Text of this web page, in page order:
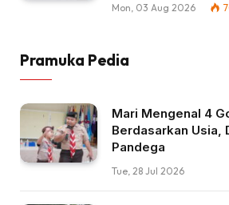
Mon, 03 Aug 2026
Pramuka Pedia
Mari Mengenal 4
Berdasarkan Usia,
Pandega
Tue, 28 Jul 2026